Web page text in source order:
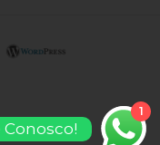
1
Conosco!